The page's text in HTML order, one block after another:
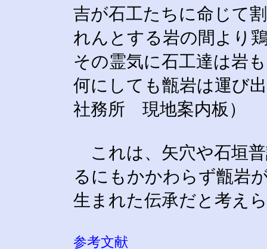
吉が石工たちに命じて
れんとする岩の間より
その霊気に石工達は岩
何にしても甑岩は運び
社務所 現地案内板）
これは、矢穴や石垣
るにもかかわらず甑岩
生まれた伝承だと考え
参考文献